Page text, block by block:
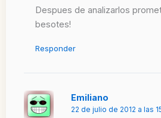
Despues de analizarlos
besotes!
Responder
Emiliano
22 de julio de 2012 a las